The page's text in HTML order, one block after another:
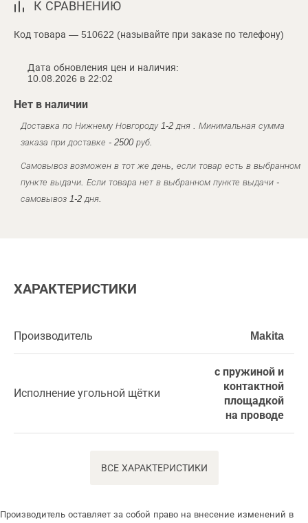
К СРАВНЕНИЮ
Код товара — 510622 (называйте при заказе по телефону)
Дата обновления цен и наличия:
10.08.2026 в 22:02
Нет в наличии
Доставка по Нижнему Новгороду 1-2 дня . Минимальная сумма
заказа при доставке - 2500 руб.
Самовывоз возможен в тот же день, если товар есть в выбранном
пункте выдачи. Если товара нет в выбранном пункте выдачи -
самовывоз 1-2 дня.
ХАРАКТЕРИСТИКИ
Производитель Makita
Исполнение угольной щётки
с пружиной и
контактной
площадкой
на проводе
ВСЕ ХАРАКТЕРИСТИКИ
Производитель оставляет за собой право на внесение изменений в